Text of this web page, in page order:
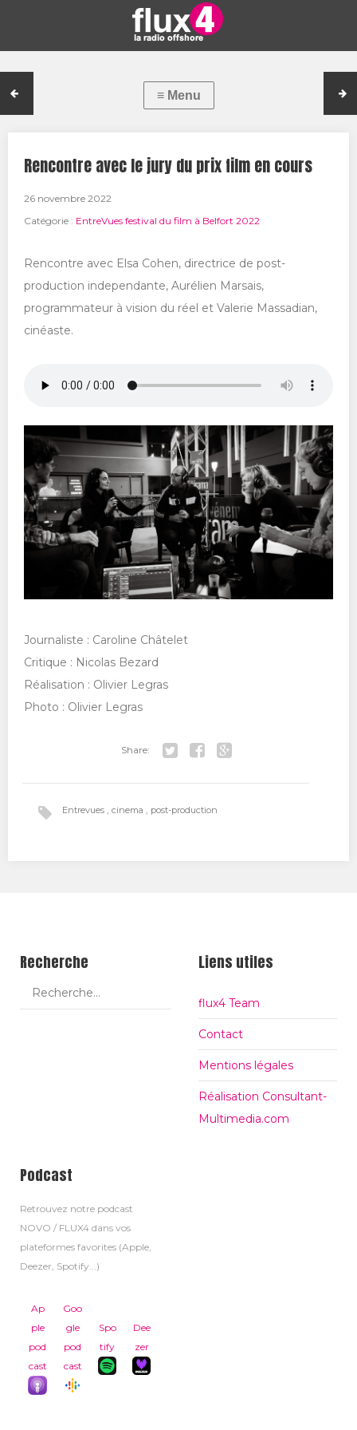
Rencontre avec le jury du prix film en cours
26 novembre 2022
Catégorie : EntreVues festival du film à Belfort 2022
Rencontre avec Elsa Cohen, directrice de post-
production independante, Aurélien Marsais,
programmateur à vision du réel et Valerie Massadian,
cinéaste.
Journaliste : Caroline Châtelet
Critique : Nicolas Bezard
Réalisation : Olivier Legras
Photo : Olivier Legras
Share:
Entrevues cinema post-production
Recherche Liens utiles
flux4 Team
Contact
Mentions légales
Réalisation Consultant-
Multimedia.com
Podcast
Retrouvez notre podcast
NOVO / FLUX4 dans vos
plateformes favorites (Apple,
Deezer, Spotify...)
Ap
ple
pod
cast
Goo
gle
pod
cast
Spo
tify
Dee
zer